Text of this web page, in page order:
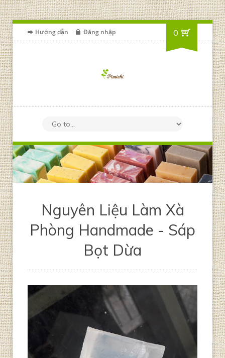
Hướng dẫn Đăng nhập 0
Nguyên Liệu Làm Xà
Phòng Handmade - Sáp
Bọt Dừa